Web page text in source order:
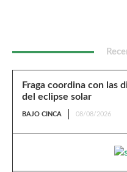
Fraga coordina con las
del eclipse solar
BAJO CINCA 08/08/2026